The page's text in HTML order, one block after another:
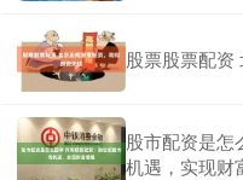
股票股票配资
股市配资是怎
机遇，实现财